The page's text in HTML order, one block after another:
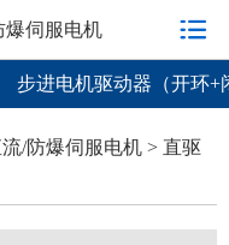
爆伺服电机
步进电机驱动器（开环+
减速机
/防爆伺服电机 > 直驱